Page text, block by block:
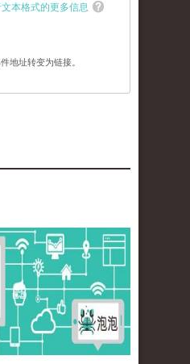
文本格式的更多信息
地址转变为链接。